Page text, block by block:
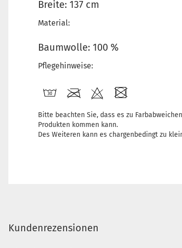
Breite: 137 cm
Material:
Baumwolle: 100 %
Pflegehinweise:
Bitte beachten Sie, dass es zu
Produkten kommen kann.
Des Weiteren kann es chargenbedingt zu
Kundenrezensionen